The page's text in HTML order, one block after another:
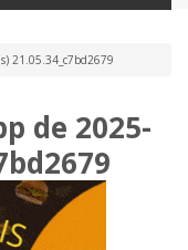
21.05.34_c7bd2679
de 2025-